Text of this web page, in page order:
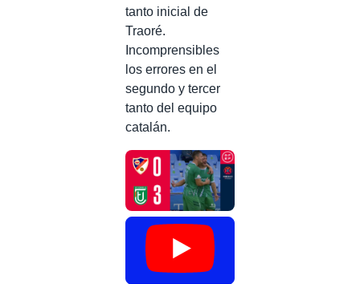
tanto inicial de
Traoré.
Incomprensibles
los errores en el
segundo y tercer
tanto del equipo
catalán.